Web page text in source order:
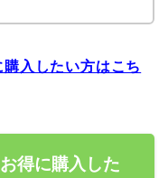
入したい方はこち
得に購入した